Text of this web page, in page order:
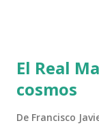
cierto cambio si
Por ese motivo,
desarrollo
El Real
cosmos
De Francisco